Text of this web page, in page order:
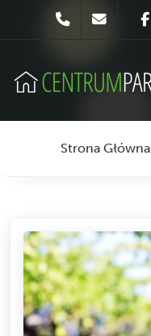
Strona Główna